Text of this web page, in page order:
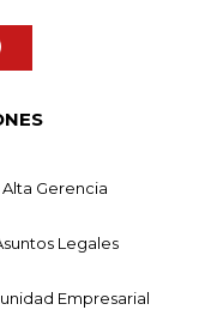
Alta Gerencia
Legales
Empresarial